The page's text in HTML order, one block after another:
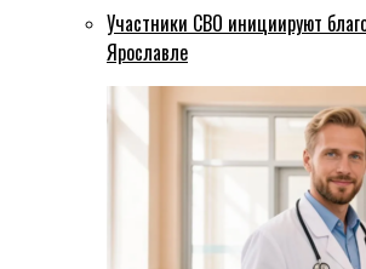
Участники СВО инициируют
Ярославле